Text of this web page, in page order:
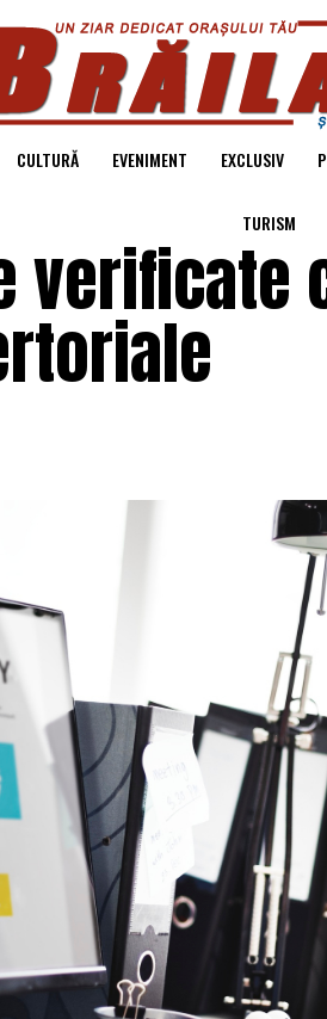
CULTURĂ EVENIMENT EXCLUSIV
TURISM
verificate